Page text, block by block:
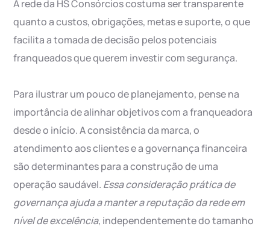
A rede da HS Consórcios costuma ser transparente
quanto a custos, obrigações, metas e suporte, o que
facilita a tomada de decisão pelos potenciais
franqueados que querem investir com segurança.
Para ilustrar um pouco de planejamento, pense na
importância de alinhar objetivos com a franqueadora
desde o início. A consistência da marca, o
atendimento aos clientes e a governança financeira
são determinantes para a construção de uma
operação saudável. Essa consideração prática de
governança ajuda a manter a reputação da rede em
nível de excelência, independentemente do tamanho